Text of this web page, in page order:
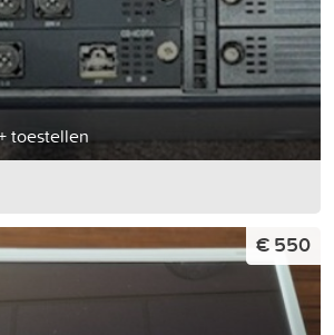
toestellen
€ 550